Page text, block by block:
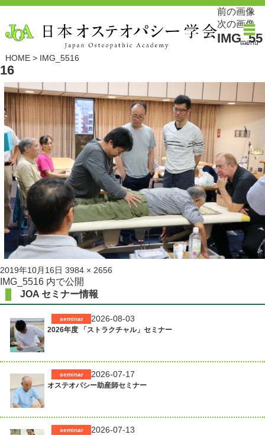
menu
HOME> IMG_5516
前の画像
次の画像
IMG_55
16
投
稿
2019年10月16日 フ
ル
サ
イ
ズ
3984 × 2656
投
稿
ナ
ビ
ゲ
シ
ョ
ン
IMG_5516 内で公開
JOA セミナー情報
2026-08-03
seminar
2026年度 「ストラクチャル」セミナー
2026-07-17
seminar
オステオパシー助産師セミナー
2026-07-13
seminar